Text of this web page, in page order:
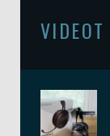
VIDEOT